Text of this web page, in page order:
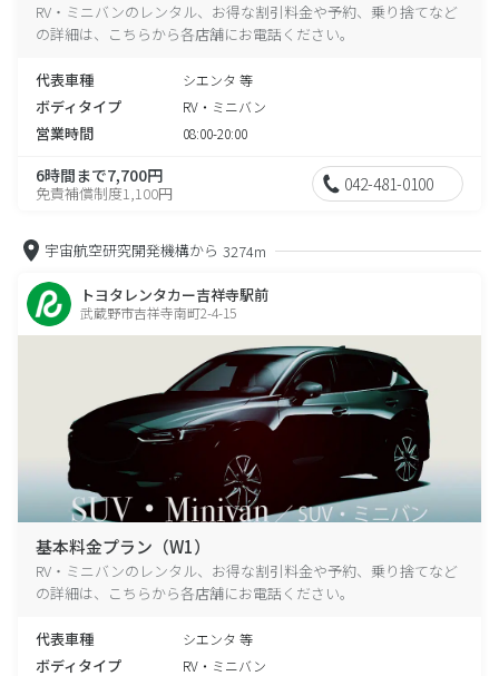
RV・ミニバンのレンタル、お得な割引料金や予約、乗り捨てなど
の詳細は、こちらから各店舗にお電話ください。
代表車種 シエンタ 等
ボディタイプ RV・ミニバン
営業時間 08:00-20:00
6時間まで7,700円
免責補償制度1,100円 042-481-0100
宇宙航空研究開発機構から 3274m
トヨタレンタカー吉祥寺駅前
武蔵野市吉祥寺南町2-4-15
基本料金プラン（W1）
RV・ミニバンのレンタル、お得な割引料金や予約、乗り捨てなど
の詳細は、こちらから各店舗にお電話ください。
代表車種 シエンタ 等
ボディタイプ RV・ミニバン